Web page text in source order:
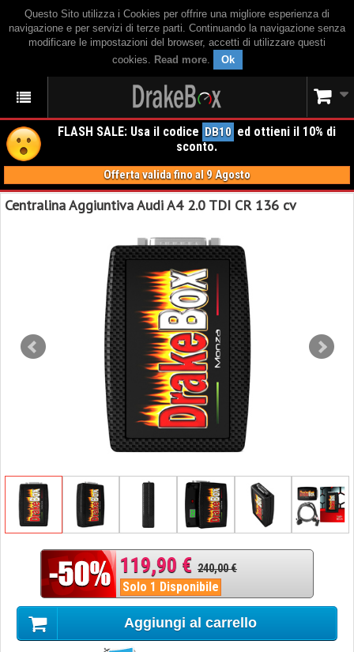
Questo Sito utilizza i Cookies per offrire una migliore esperienza di
navigazione e per servizi di terze parti. Continuando la navigazione senza
modificare le impostazioni del browser, accetti di utilizzare questi
cookies. Read more. Ok
FLASH SALE: Usa il codice DB10 ed ottieni il 10% di
sconto.
Offerta valida fino al 9 Agosto
Centralina Aggiuntiva Audi A4 2.0 TDI CR 136 cv
119,90 € 240,00 €
Solo 1 Disponibile
Aggiungi al carrello